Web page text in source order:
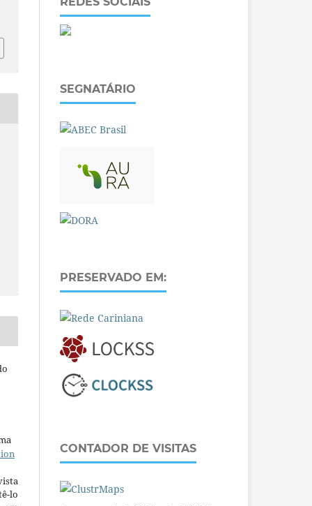
lo
SEGNATÁRIO
PRESERVADO EM:
CONTADOR DE VISITAS